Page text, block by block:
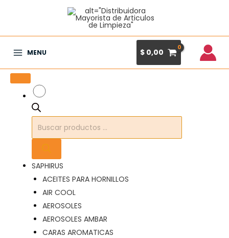
Menu
MENU $ 0,00
Búsqueda
de
SAPHIRUS
ACEITES PARA HORNILLOS
AIR COOL
AEROSOLES
AEROSOLES AMBAR
CARAS AROMATICAS